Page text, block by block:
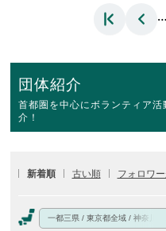
…
団体紹介
首都圏を中心にボランティア
介！
新着順 古い順 フォロワ
一都三県 / 東京都全域 / 神奈川